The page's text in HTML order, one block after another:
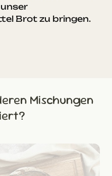
Brot zu bringen.
Mischungen